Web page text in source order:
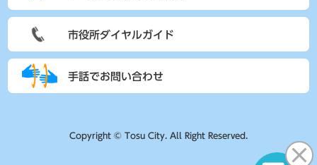
市役所ダイヤルガイド
手話でお問い合わせ
Copyright © Tosu City. All Right Reserved.